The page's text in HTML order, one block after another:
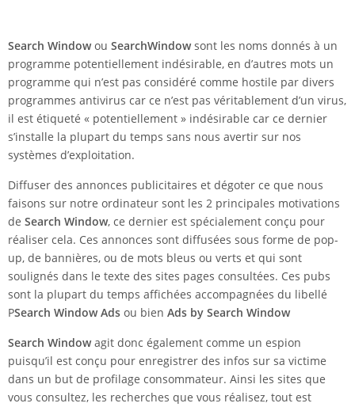
Search Windowou SearchWindowsont les noms donnés à un
programme potentiellement indésirable, en d’autres mots un
programme qui n’est pas considéré comme hostile par divers
programmes antivirus car ce n’est pas véritablement d’un virus,
il est étiqueté « potentiellement » indésirable car ce dernier
s’installe la plupart du temps sans nous avertir sur nos
systèmes d’exploitation.
Diffuser des annonces publicitaires et dégoter ce que nous
faisons sur notre ordinateur sont les 2 principales motivations
de Search Window, ce dernier est spécialement conçu pour
réaliser cela. Ces annonces sont diffusées sous forme de pop-
up, de bannières, ou de mots bleus ou verts et qui sont
soulignés dans le texte des sites pages consultées. Ces pubs
sont la plupart du temps affichées accompagnées du libellé
PSearch Window Ads ou bien Ads by Search Window
Search Windowagit donc également comme un espion
puisqu’il est conçu pour enregistrer des infos sur sa victime
dans un but de profilage consommateur. Ainsi les sites que
vous consultez, les recherches que vous réalisez, tout est